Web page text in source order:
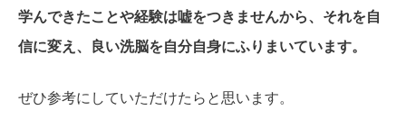
学んできたことや経験は嘘をつきませんから、それを自
信に変え、良い洗脳を自分自身にふりまいています。
ぜひ参考にしていただけたらと思います。